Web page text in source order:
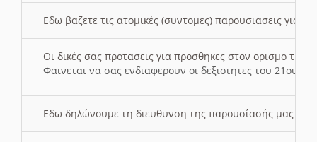
Εδω βαζετε τις ατομικές (συντομες) παρουσιασεις για
Οι δικές σας προτασεις για προσθηκες στον ορισμο
Φαινεται να σας ενδιαφερουν οι δεξιοτητες του 21ου
Εδω δηλώνουμε τη διευθυνση της παρουσίασής μας